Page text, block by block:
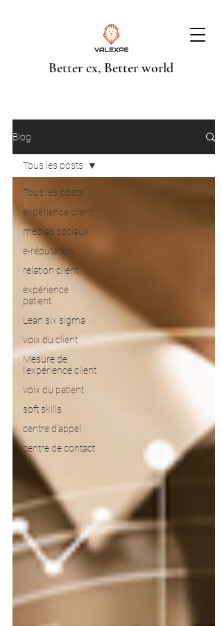
Better cx, Better world
Blog
Tous les posts
expérience client
médias sociaux
e-réputation
relation client
expérience
patient
Lean six sigma
voix du client
Mesure de
l'expérience client
voix du patient
soft skills
centre d'appel
centre de contact
Tous les posts